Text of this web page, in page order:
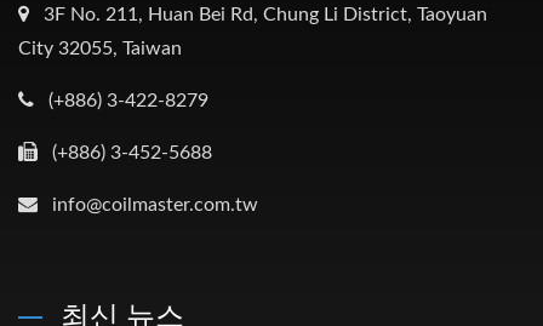
3F No. 211, Huan Bei Rd, Chung Li District, Taoyuan
City 32055, Taiwan
(+886) 3-422-8279
(+886) 3-452-5688
info@coilmaster.com.tw
최신 뉴스